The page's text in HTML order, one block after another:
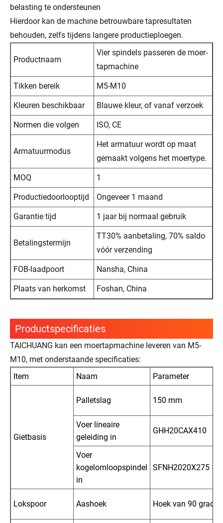
belasting te ondersteunen
Hierdoor kan de machine betrouwbare tapresultaten
behouden, zelfs tijdens langere productieploegen.
Productnaam
Vier spindels passeren de moer-
tapmachine
Tikken bereik M5-M10
Kleuren beschikbaar Blauwe kleur, of vanaf verzoek
Normen die volgen ISO, CE
Armatuurmodus
Het armatuur wordt op maat
gemaakt volgens het moertype.
MOQ 1
Productiedoorlooptijd Ongeveer 1 maand
Garantie tijd 1 jaar bij normaal gebruik
Betalingstermijn
TT30% aanbetaling, 70% saldo
vóór verzending
FOB-laadpoort Nansha, China
Plaats van herkomst Foshan, China
Productspecificaties
TAICHUANG kan een moertapmachine leveren van M5-
M10, met onderstaande specificaties:
Item
Naam Parameter
Gietbasis
Palletslag 150 mm
Voer lineaire
geleiding in
GHH20CAX410
Voer
kogelomloopspindel
in
SFNH2020X275
Lokspoor Aashoek Hoek van 90 graden